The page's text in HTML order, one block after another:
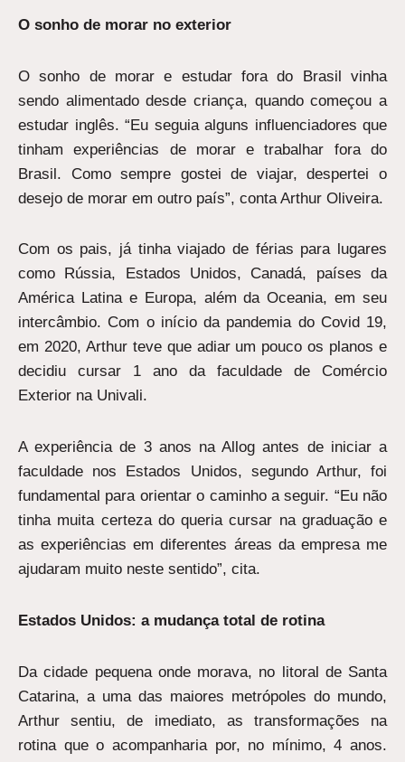
O sonho de morar no exterior
O sonho de morar e estudar fora do Brasil vinha
sendo alimentado desde criança, quando começou a
estudar inglês. “Eu seguia alguns influenciadores que
tinham experiências de morar e trabalhar fora do
Brasil. Como sempre gostei de viajar, despertei o
desejo de morar em outro país”, conta Arthur Oliveira.
Com os pais, já tinha viajado de férias para lugares
como Rússia, Estados Unidos, Canadá, países da
América Latina e Europa, além da Oceania, em seu
intercâmbio. Com o início da pandemia do Covid 19,
em 2020, Arthur teve que adiar um pouco os planos e
decidiu cursar 1 ano da faculdade de Comércio
Exterior na Univali.
A experiência de 3 anos na Allog antes de iniciar a
faculdade nos Estados Unidos, segundo Arthur, foi
fundamental para orientar o caminho a seguir. “Eu não
tinha muita certeza do queria cursar na graduação e
as experiências em diferentes áreas da empresa me
ajudaram muito neste sentido”, cita.
Estados Unidos: a mudança total de rotina
Da cidade pequena onde morava, no litoral de Santa
Catarina, a uma das maiores metrópoles do mundo,
Arthur sentiu, de imediato, as transformações na
rotina que o acompanharia por, no mínimo, 4 anos.